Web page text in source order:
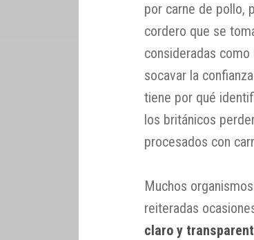
por carne de pollo,
cordero que se
consideradas
socavar la
tiene por qué
los británicos
procesados con
Muchos
reiteradas
claro y